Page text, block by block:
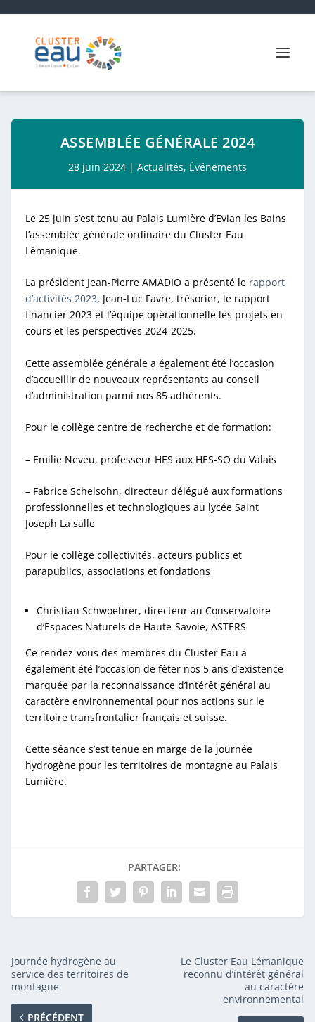
ASSEMBLÉE GÉNÉRALE 2024
28 juin 2024 | Actualités, Événements
Le 25 juin s’est tenu au Palais Lumière d’Evian les Bains
l’assemblée générale ordinaire du Cluster Eau
Lémanique.
La président Jean-Pierre AMADIO a présenté le rapport
d’activités 2023, Jean-Luc Favre, trésorier, le rapport
financier 2023 et l’équipe opérationnelle les projets en
cours et les perspectives 2024-2025.
Cette assemblée générale a également été l’occasion
d’accueillir de nouveaux représentants au conseil
d’administration parmi nos 85 adhérents.
Pour le collège centre de recherche et de formation:
– Emilie Neveu, professeur HES aux HES-SO du Valais
– Fabrice Schelsohn, directeur délégué aux formations
professionnelles et technologiques au lycée Saint
Joseph La salle
Pour le collège collectivités, acteurs publics et
parapublics, associations et fondations
Christian Schwoehrer, directeur au Conservatoire
d’Espaces Naturels de Haute-Savoie, ASTERS
Ce rendez-vous des membres du Cluster Eau a
également été l’occasion de fêter nos 5 ans d’existence
marquée par la reconnaissance d’intérêt général au
caractère environnemental pour nos actions sur le
territoire transfrontalier français et suisse.
Cette séance s’est tenue en marge de la journée
hydrogène pour les territoires de montagne au Palais
Lumière.
PARTAGER:
Journée hydrogène au
service des territoires de
montagne
PRÉCÉDENT
Le Cluster Eau Lémanique
reconnu d’intérêt général
au caractère
environnemental